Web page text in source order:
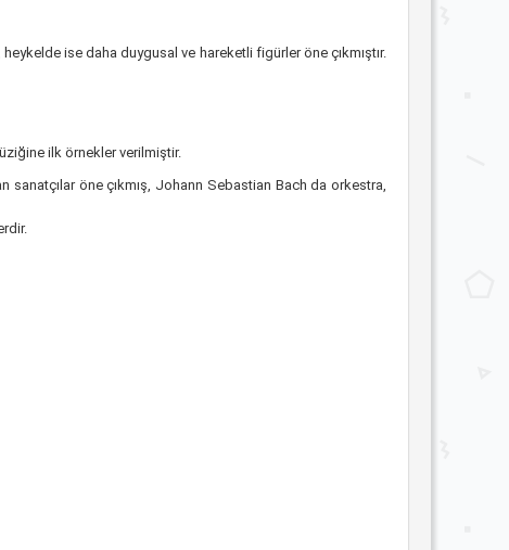
heykelde ise daha duygusal ve hareketli figürler öne çıkmıştır.
ilk örnekler verilmiştir.
öne çıkmış, Johann Sebastian Bach da orkestra,